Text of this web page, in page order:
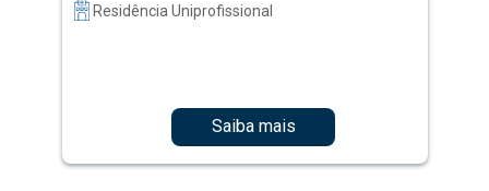
Residência Uniprofissional
Saiba mais